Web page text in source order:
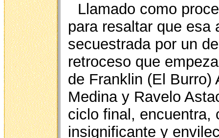
Llamado como
para resaltar que esa
secuestrada por un
retroceso que
de Franklin (El Burro)
Medina y Ravelo
ciclo final, encuentra,
insignificante y